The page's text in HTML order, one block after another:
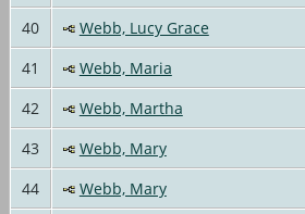
40
Webb, Lucy Grace
41
Webb, Maria
42
Webb, Martha
43
Webb, Mary
44
Webb, Mary